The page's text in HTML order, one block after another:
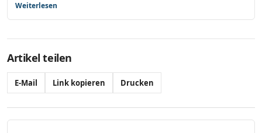
Weiterlesen
Artikel teilen
E-Mail Link kopieren Drucken